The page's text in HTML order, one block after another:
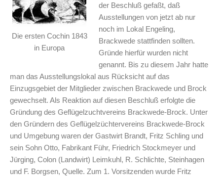
Die ersten Cochin 1843
in Europa
der Beschluß gefaßt, daß
Ausstellungen von jetzt ab nur
noch im Lokal Engeling,
Brackwede stattfinden sollten.
Gründe hierfür wurden nicht
genannt. Bis zu diesem Jahr hatte
man das Ausstellungslokal aus Rücksicht auf das
Einzugsgebiet der Mitglieder zwischen Brackwede und Brock
gewechselt. Als Reaktion auf diesen Beschluß erfolgte die
Gründung des Geflügelzuchtvereins Brackwede-Brock. Unter
den Gründern des Geflügelzüchtervereins Brackwede-Brock
und Umgebung waren der Gastwirt Brandt, Fritz Schling und
sein Sohn Otto, Fabrikant Führ, Friedrich Stockmeyer und
Jürging, Colon (Landwirt) Leimkuhl, R. Schlichte, Steinhagen
und F. Borgsen, Quelle. Zum 1. Vorsitzenden wurde Fritz